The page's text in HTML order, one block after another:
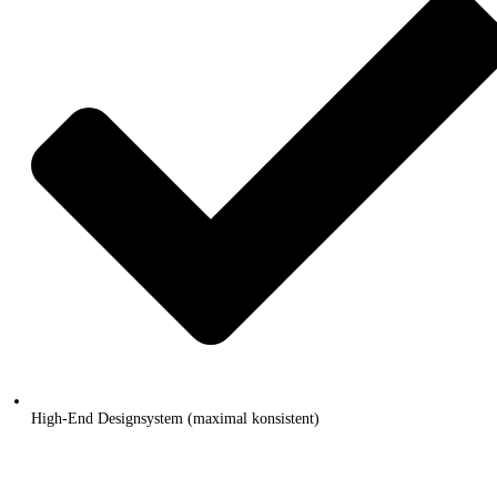
High-End Designsystem (maximal konsistent)